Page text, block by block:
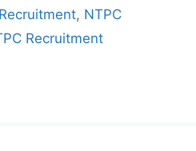
, NTPC
Recruitment